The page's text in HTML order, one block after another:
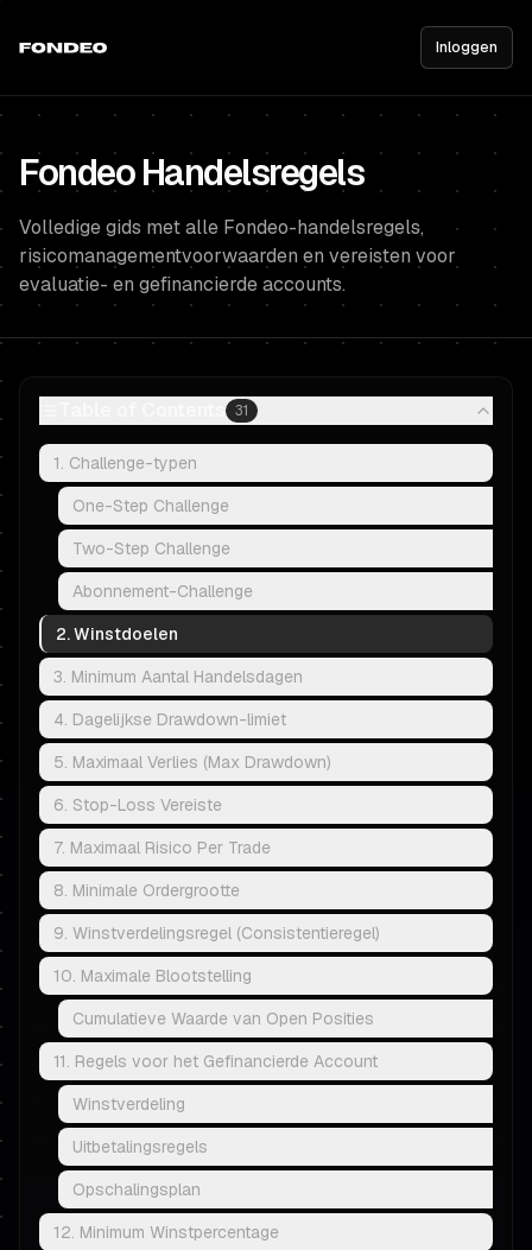
Inloggen
Fondeo Handelsregels
Volledige gids met alle Fondeo-handelsregels,
risicomanagementvoorwaarden en vereisten voor
evaluatie- en gefinancierde accounts.
31
1. Challenge-typen
One-Step Challenge
Two-Step Challenge
Abonnement-Challenge
2. Winstdoelen
3. Minimum Aantal Handelsdagen
4. Dagelijkse Drawdown-limiet
5. Maximaal Verlies (Max Drawdown)
6. Stop-Loss Vereiste
7. Maximaal Risico Per Trade
8. Minimale Ordergrootte
9. Winstverdelingsregel (Consistentieregel)
10. Maximale Blootstelling
Cumulatieve Waarde van Open Posities
11. Regels voor het Gefinancierde Account
Winstverdeling
Uitbetalingsregels
Opschalingsplan
12. Minimum Winstpercentage